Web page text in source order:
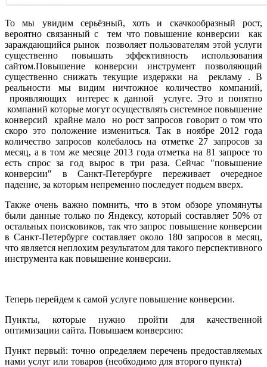
То мы увидим серьёзный, хоть и скачкообразный рост,
вероятно связанный с тем что повышение конверсии как
зараждающийся рынок позволяет пользователям этой услуги
существенно повышать эффективность использования
сайтом.Повышение конверсии инструмент позволяющий
существенно снижать текущие издержки на рекламу . В
реальности мы видим ничтожное количество компаний,
проявляющих интерес к данной услуге. Это и понятно
компаний которые могут осуществлять системное повышение
конверсий крайне мало но рост запросов говорит о том что
скоро это положение измениться. Так в ноябре 2012 года
количество запросов колебалось на отметке 27 запросов за
месяц, а в том же месяце 2013 года отметка на 81 запросе то
есть спрос за год вырос в три раза. Сейчас "повышение
конверсии" в Санкт-Петербурге переживает очередное
падение, за которым непременно последует подьем вверх.
Также очень важно помнить, что в этом обзоре упомянуты
были данные только по Яндексу, который составляет 50% от
остальных поисковиков, так что запрос повышение конверсии
в Санкт-Петербурге составляет около 180 запросов в месяц,
что является неплохим результатом для такого перспективного
инструмента как повышение конверсии.
Теперь перейдем к самой услуге повышение конверсии.
Пункты, которые нужно пройти для качественной
оптимизации сайта. Повышаем конверсию:
Пункт первый: точно определяем перечень предоставляемых
нами услуг или товаров (необходимо для второго пункта)